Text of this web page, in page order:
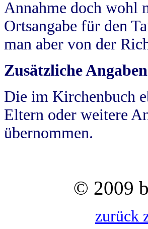
Annahme doch wohl
Ortsangabe für den
man aber von der
Zusätzliche
Die im Kirchenbuch
Eltern oder weitere
übernommen.
© 2009
zurück